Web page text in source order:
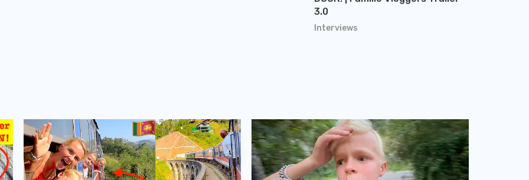
Interviews
3.0